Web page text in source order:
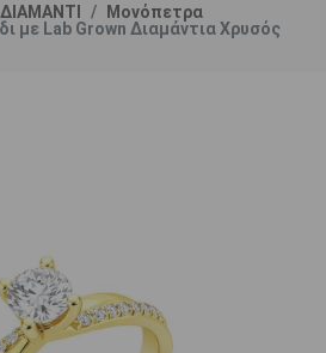
ΔΙΑΜΑΝΤΙ
Μονόπετρα
με Lab Grown Διαμάντια Χρυσός